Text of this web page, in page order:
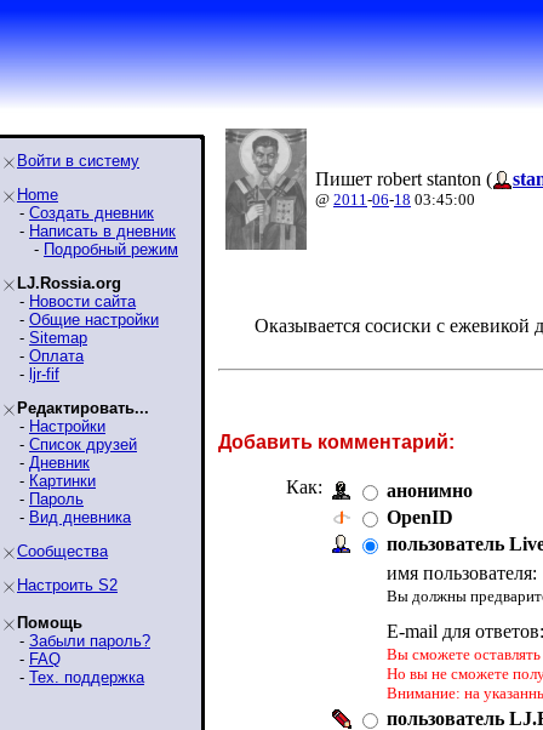
Войти в систему
Home
- Создать дневник
- Написать в дневник
- Подробный режим
LJ.Rossia.org
- Новости сайта
- Общие настройки
- Sitemap
- Оплата
- ljr-fif
Редактировать...
- Настройки
- Список друзей
- Дневник
- Картинки
- Пароль
- Вид дневника
Сообщества
Настроить S2
Помощь
- Забыли пароль?
- FAQ
- Тех. поддержка
Пишет robert stanton (
@ 2011-06-18 03:45:00
Оказывается сосиски с ежевикой
Добавить комментарий:
Как:
анонимно
OpenID
пользователь
имя пользователя:
Вы должны
E-mail для
Вы сможете
Но вы не сможете
Внимание: на
пользователь